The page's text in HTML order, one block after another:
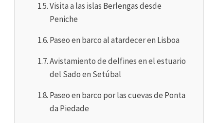
Visita a las islas Berlengas desde
Peniche
Paseo en barco al atardecer en Lisboa
Avistamiento de delfines en el estuario
del Sado en Setúbal
Paseo en barco por las cuevas de Ponta
da Piedade